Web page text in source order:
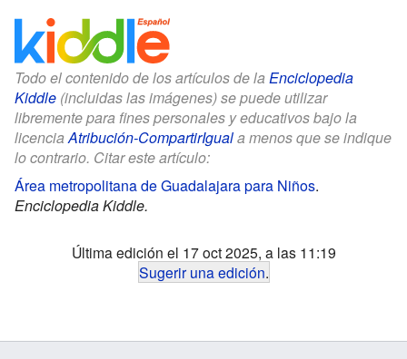
Todo el contenido de los artículos de la Enciclopedia
Kiddle (incluidas las imágenes) se puede utilizar
libremente para fines personales y educativos bajo la
licencia Atribución-CompartirIguala menos que se indique
lo contrario. Citar este artículo:
Área metropolitana de Guadalajara para Niños.
Enciclopedia Kiddle.
Última edición el 17 oct 2025, a las 11:19
Sugerir una edición.